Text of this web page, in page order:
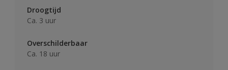
Droogtijd
Ca. 3 uur
Overschilderbaar
Ca. 18 uur